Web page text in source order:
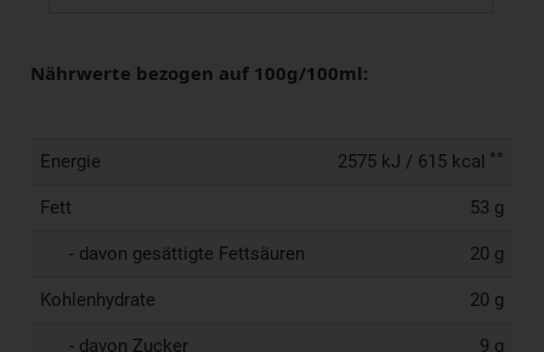
Nährwerte bezogen auf 100g/100ml:
Energie 2575 kJ / 615 kcal **
Fett 53 g
- davon gesättigte Fettsäuren 20 g
Kohlenhydrate 20 g
- davon Zucker 9 g